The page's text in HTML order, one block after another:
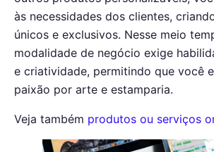
às necessidades dos clientes,
únicos e exclusivos. Nesse meio
modalidade de negócio exige
e criatividade, permitindo que você
paixão por arte e estamparia.
Veja também produtos ou serviços